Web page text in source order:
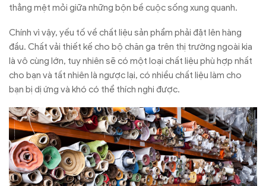
thẳng mệt mỏi giữa những bộn bề cuộc sống xung quanh.
Chính vì vậy, yếu tố về chất liệu sản phẩm phải đặt lên hàng
đầu. Chất vải thiết kế cho bộ chăn ga trên thị trường ngoài kia
là vô cùng lớn, tuy nhiên sẽ có một loại chất liệu phù hợp nhất
cho bạn và tất nhiên là ngược lại, có nhiều chất liệu làm cho
bạn bị dị ứng và khó có thể thích nghi được.